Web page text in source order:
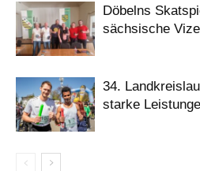
Döbelns
sächsische
34.
starke